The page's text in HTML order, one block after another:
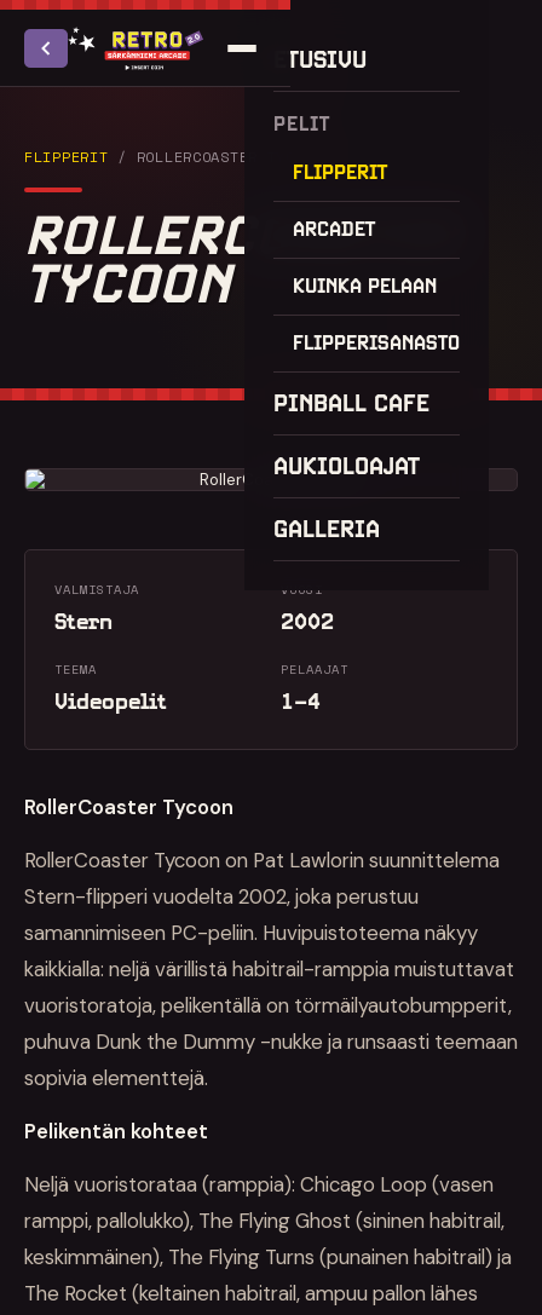
ETUSIVU
PELIT
FLIPPERIT
ARCADET
KUINKA PELAAN
FLIPPERISANASTO
PINBALL CAFE
AUKIOLOAJAT
GALLERIA
FLIPPERIT / ROLLERCOASTER TYCOON
ROLLERCOASTER
TYCOON
VALMISTAJA
Stern
VUOSI
2002
TEEMA
Videopelit
PELAAJAT
1–4
RollerCoaster Tycoon
RollerCoaster Tycoon on Pat Lawlorin suunnittelema
Stern-flipperi vuodelta 2002, joka perustuu
samannimiseen PC-peliin. Huvipuistoteema näkyy
kaikkialla: neljä värillistä habitrail-ramppia muistuttavat
vuoristoratoja, pelikentällä on törmäilyautobumpperit,
puhuva Dunk the Dummy -nukke ja runsaasti teemaan
sopivia elementtejä.
Pelikentän kohteet
Neljä vuoristorataa (ramppia): Chicago Loop (vasen
ramppi, pallolukko), The Flying Ghost (sininen habitrail,
keskimmäinen), The Flying Turns (punainen habitrail) ja
The Rocket (keltainen habitrail, ampuu pallon lähes